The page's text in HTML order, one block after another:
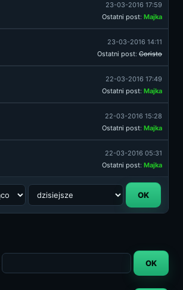
23-03-2016 17:59
Ostatni post: Majka
23-03-2016 14:11
Ostatni post: Coristo
22-03-2016 17:49
Ostatni post: Majka
22-03-2016 15:28
Ostatni post: Majka
22-03-2016 05:31
Ostatni post: Majka